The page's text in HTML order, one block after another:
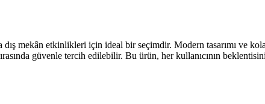
mekân etkinlikleri için ideal bir seçimdir. Modern tasarımı ve
güvenle tercih edilebilir. Bu ürün, her kullanıcının